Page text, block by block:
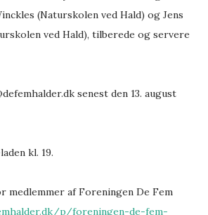
(Naturskolen ved Hald) og Jens
ved Hald), tilberede og servere
senest den 13. august
kl. 19.
medlemmer af Foreningen De Fem
p/foreningen-de-fem-